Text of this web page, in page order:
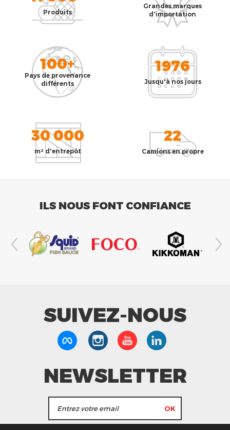
Produits
Grandes marques
d'importation
100+
Pays de provenance
différents
1976
Jusqu'à nos jours
30 000
m² d'entrepôt
22
Camions en propre
ILS NOUS FONT CONFIANCE
SUIVEZ-NOUS
NEWSLETTER